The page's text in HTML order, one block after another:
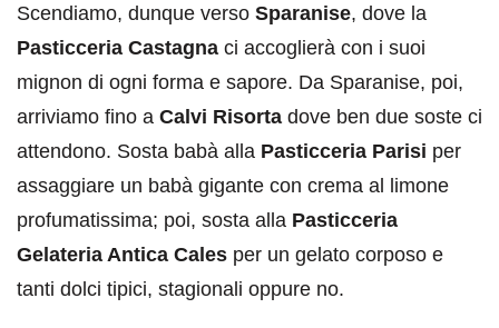
Scendiamo, dunque verso Sparanise, dove la
Pasticceria Castagna ci accoglierà con i suoi
mignon di ogni forma e sapore. Da Sparanise, poi,
arriviamo fino a Calvi Risorta dove ben due soste ci
attendono. Sosta babà alla Pasticceria Parisi per
assaggiare un babà gigante con crema al limone
profumatissima; poi, sosta alla Pasticceria
Gelateria Antica Cales per un gelato corposo e
tanti dolci tipici, stagionali oppure no.